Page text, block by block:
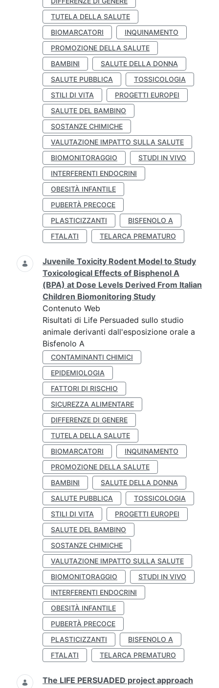
TUTELA DELLA SALUTE
BIOMARCATORI
INQUINAMENTO
PROMOZIONE DELLA SALUTE
BAMBINI
SALUTE DELLA DONNA
SALUTE PUBBLICA
TOSSICOLOGIA
STILI DI VITA
PROGETTI EUROPEI
SALUTE DEL BAMBINO
SOSTANZE CHIMICHE
VALUTAZIONE IMPATTO SULLA SALUTE
BIOMONITORAGGIO
STUDI IN VIVO
INTERFERENTI ENDOCRINI
OBESITÀ INFANTILE
PUBERTÀ PRECOCE
PLASTICIZZANTI
BISFENOLO A
FTALATI
TELARCA PREMATURO
Juvenile Toxicity Rodent Model to Study
Toxicological Effects of Bisphenol A
(BPA) at Dose Levels Derived From Italian
Children Biomonitoring Study
Contenuto Web
Risultati di Life Persuaded sullo studio
animale derivanti dall'esposizione orale a
Bisfenolo A
CONTAMINANTI CHIMICI
EPIDEMIOLOGIA
FATTORI DI RISCHIO
SICUREZZA ALIMENTARE
DIFFERENZE DI GENERE
TUTELA DELLA SALUTE
BIOMARCATORI
INQUINAMENTO
PROMOZIONE DELLA SALUTE
BAMBINI
SALUTE DELLA DONNA
SALUTE PUBBLICA
TOSSICOLOGIA
STILI DI VITA
PROGETTI EUROPEI
SALUTE DEL BAMBINO
SOSTANZE CHIMICHE
VALUTAZIONE IMPATTO SULLA SALUTE
BIOMONITORAGGIO
STUDI IN VIVO
INTERFERENTI ENDOCRINI
OBESITÀ INFANTILE
PUBERTÀ PRECOCE
PLASTICIZZANTI
BISFENOLO A
FTALATI
TELARCA PREMATURO
The LIFE PERSUADED project approach